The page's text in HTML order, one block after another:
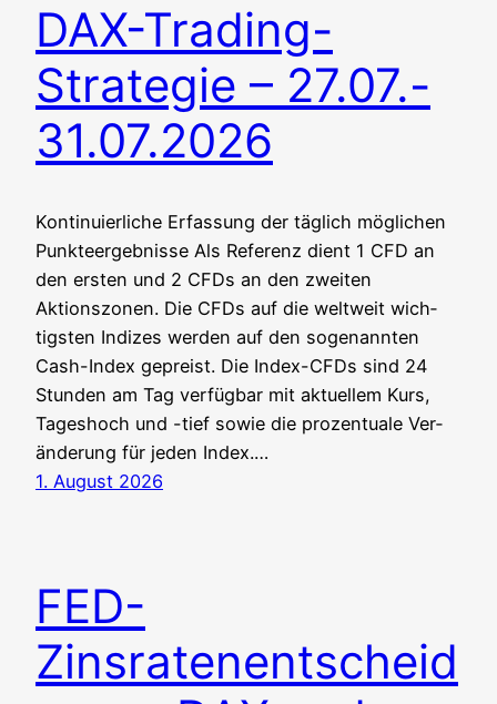
DAX-Trading-
Strategie – 27.07.-
31.07.2026
Kon­ti­nu­ier­li­che Erfas­sung der täg­lich mög­li­chen
Punkteergebnisse Als Refe­renz dient 1 CFD an
den ers­ten und 2 CFDs an den zwei­ten
Aktionszonen. Die CFDs auf die welt­weit wich­
tigs­ten Indi­zes wer­den auf den soge­nann­ten
Cash-Index gepreist. Die Index-CFDs sind 24
Stun­den am Tag ver­füg­bar mit aktu­el­lem Kurs,
Tages­hoch und -tief sowie die pro­zen­tua­le Ver­
än­de­rung für jeden Index.…
1. August 2026
FED-
Zinsratenentscheid